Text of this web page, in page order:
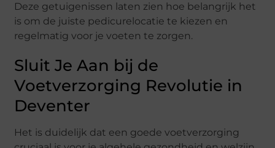
Deze getuigenissen laten zien hoe belangrijk het
is om de juiste pedicurelocatie te kiezen en
regelmatig voor je voeten te zorgen.
Sluit Je Aan bij de
Voetverzorging Revolutie in
Deventer
Het is duidelijk dat een goede voetverzorging